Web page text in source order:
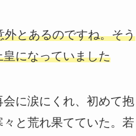
とあるのですね。そう
になっていました
に涙にくれ、初めて抱
と荒れ果てていた。若